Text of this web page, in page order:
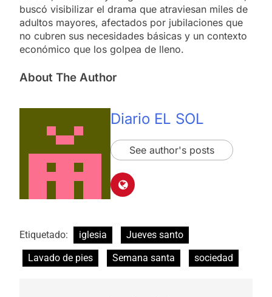
buscó visibilizar el drama que atraviesan miles de
adultos mayores, afectados por jubilaciones que
no cubren sus necesidades básicas y un contexto
económico que los golpea de lleno.
About The Author
Diario EL SOL
See author's posts
Etiquetado: iglesia
Jueves santo
Lavado de pies
Semana santa sociedad